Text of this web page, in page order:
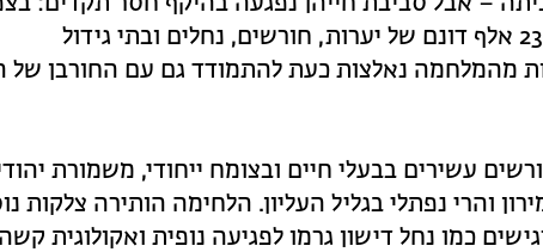
ונפגע שטח טבעי עצום של כ-230 אלף דונם של יערות, חורשים, נחלים ובתי גידול
מהמלחמה נאלצות כעת להתמודד גם עם החורבן של
עשירים בבעלי חיים ובצומח ייחודי, משמורת
והרי נפתלי בגליל העליון. הלחימה הותירה צלקות
כמו נחל דישון גרמו לפגיעה נופית ואקולוגית